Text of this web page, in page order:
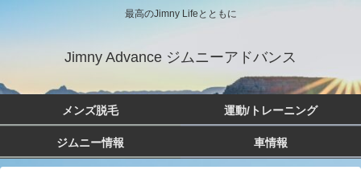
最高のJimny Lifeとともに
Jimny Advance ジムニーアドバンス
メンズ脱毛 運動/トレーニング
ジムニー情報 車情報